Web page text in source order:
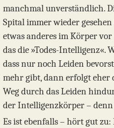
manchmal unverständlich.
Spital immer wieder gesehen
etwas anderes im Körper
das die »Todes-Intelligenz«.
dass nur noch Leiden
mehr gibt, dann erfolgt eher
Weg durch das Leiden
der Intelligenzkörper –
Es ist ebenfalls – hört gut